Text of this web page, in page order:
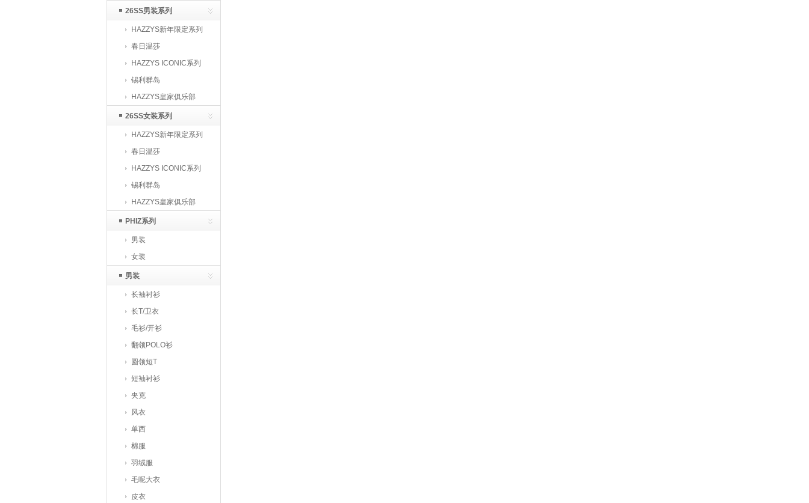
26SS男装系列
HAZZYS新年限定系列
春日温莎
HAZZYS ICONIC系列
锡利群岛
HAZZYS皇家俱乐部
26SS女装系列
HAZZYS新年限定系列
春日温莎
HAZZYS ICONIC系列
锡利群岛
HAZZYS皇家俱乐部
PHIZ系列
男装
女装
男装
长袖衬衫
长T/卫衣
毛衫/开衫
翻领POLO衫
圆领短T
短袖衬衫
夹克
风衣
单西
棉服
羽绒服
毛呢大衣
皮衣